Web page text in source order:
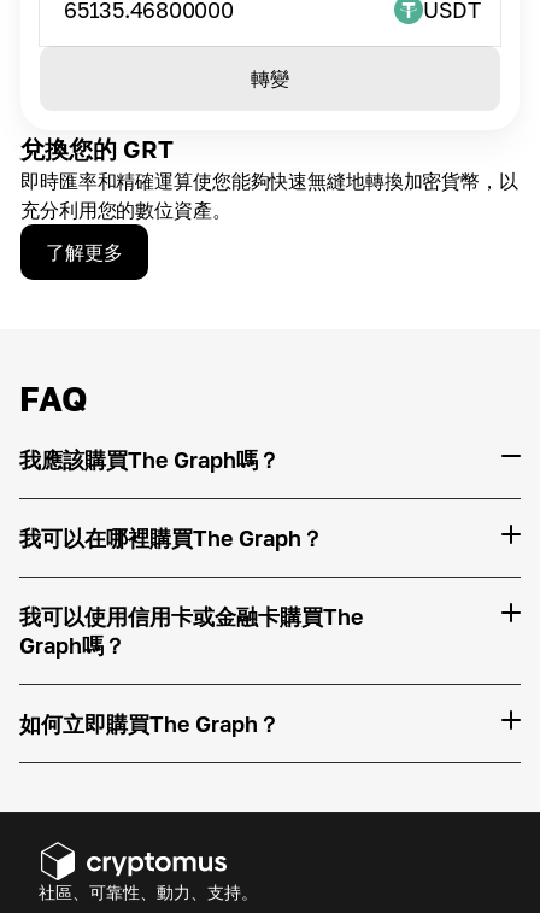
兌換您的 GRT
即時匯率和精確運算使您能夠快速無縫地轉換加密貨幣，以
充分利用您的數位資產。
了解更多
65135.46800000 USDT
轉變
FAQ
我應該購買The Graph嗎？
我可以在哪裡購買The Graph？
我可以使用信用卡或金融卡購買The
Graph嗎？
如何立即購買The Graph？
社區、可靠性、動力、支持。